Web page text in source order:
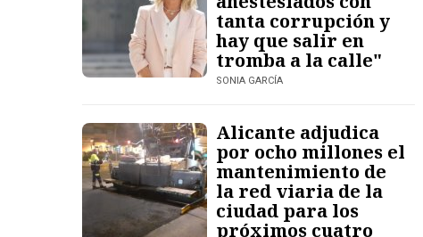
tanta corrupción y
hay que salir en
tromba a la calle"
SONIA GARCÍA
Alicante adjudica
por ocho millones el
mantenimiento de
la red viaria de la
ciudad para los
próximos cuatro